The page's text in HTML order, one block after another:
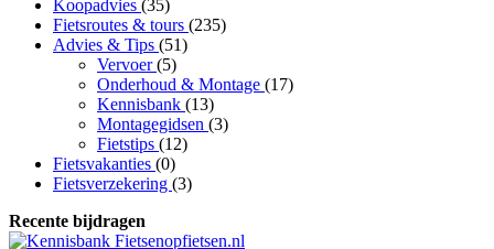
Koopadvies (35)
Fietsroutes & tours (235)
Advies & Tips (51)
Vervoer(5)
Onderhoud & Montage (17)
Kennisbank (13)
Montagegidsen (3)
Fietstips (12)
Fietsvakanties (0)
Fietsverzekering (3)
Recente bijdragen